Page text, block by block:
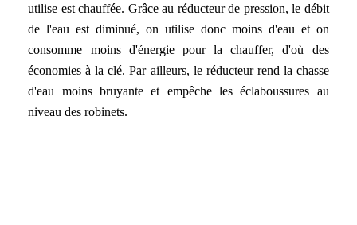
utilise est chauffée. Grâce au réducteur de pression, le débit
de l'eau est diminué, on utilise donc moins d'eau et on
consomme moins d'énergie pour la chauffer, d'où des
économies à la clé. Par ailleurs, le réducteur rend la chasse
d'eau moins bruyante et empêche les éclaboussures au
niveau des robinets.